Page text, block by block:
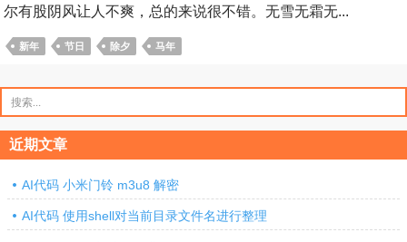
尔有股阴风让人不爽，总的来说很不错。无雪无霜无...
新年 节日 除夕 马年
索：
近期文章
AI代码 小米门铃 m3u8 解密
AI代码 使用shell对当前目录文件名进行整理